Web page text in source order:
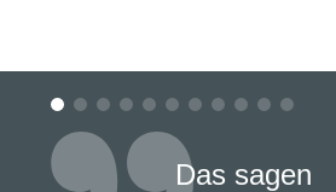
Das sagen